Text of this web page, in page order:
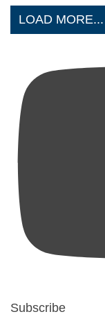
LOAD MORE...
Subscribe